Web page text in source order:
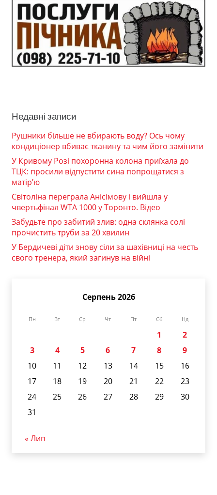
Недавні записи
Рушники більше не вбирають воду? Ось чому
кондиціонер вбиває тканину та чим його замінити
У Кривому Розі похоронна колона приїхала до
ТЦК: просили відпустити сина попрощатися з
матір’ю
Світоліна переграла Анісімову і вийшла у
чвертьфінал WTA 1000 у Торонто. Відео
Забудьте про забитий злив: одна склянка солі
прочистить труби за 20 хвилин
У Бердичеві діти знову сіли за шахівниці на честь
свого тренера, який загинув на війні
Серпень 2026
Пн Вт Ср Чт Пт Сб Нд
1
2
3
4 5 6 7 8
9
10
11 12 13 14 15
16
17
18 19 20 21 22
23
24
25 26 27 28 29
30
31
« Лип